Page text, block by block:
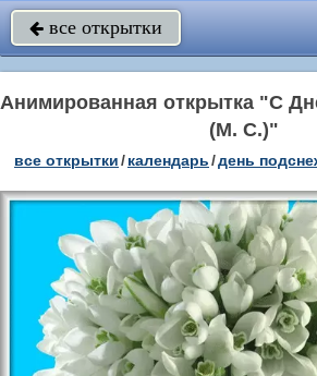
 все открытки
Анимированная открытка "С
(М. С.)"
все открытки/календарь/день